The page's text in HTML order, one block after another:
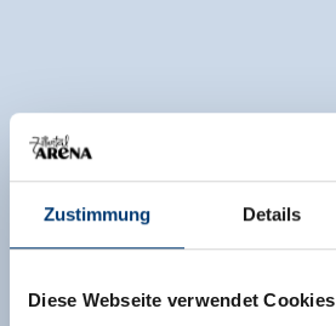
Zustimmung Details
Diese Webseite verwendet Cookies